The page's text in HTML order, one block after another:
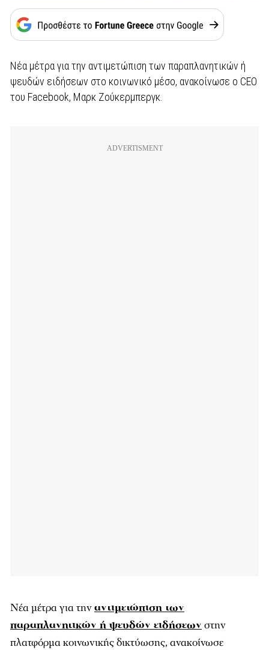
Νέα μέτρα για την αντιμετώπιση των παραπλανητικών ή
ψευδών ειδήσεων στο κοινωνικό μέσο, ανακοίνωσε ο CEO
του Facebook, Μαρκ Ζούκερμπεργκ.
Νέα μέτρα για τηναντιμετώπιση των
παραπλανητικών ή ψευδών ειδήσεων στην
πλατφόρμα κοινωνικής δικτύωσης, ανακοίνωσε